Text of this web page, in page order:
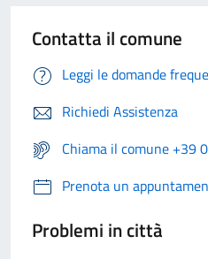
Contatta il comune
Leggi le domande
Richiedi Assistenza
Chiama il comune +39
Prenota un
Problemi in città